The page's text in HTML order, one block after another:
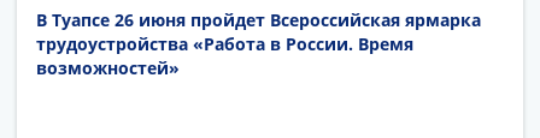
В Туапсе 26 июня пройдет Всероссийская ярмарка
трудоустройства «Работа в России. Время
возможностей»